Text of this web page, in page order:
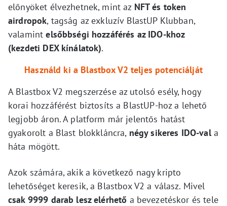
előnyöket élvezhetnek, mint az NFT és token
airdropok, tagság az exkluzív BlastUP Klubban,
valamintelsőbbségi hozzáférés az IDO-khoz
(kezdeti DEX kínálatok).
Használd ki a Blastbox V2 teljes potenciálját
A Blastbox V2 megszerzése az utolsó esély, hogy
korai hozzáférést biztosíts a BlastUP-hoz a lehető
legjobb áron. A platform már jelentős hatást
gyakorolt a Blast blokkláncra, négy sikeres IDO-vala
háta mögött.
Azok számára, akik a következő nagy kripto
lehetőséget keresik, a Blastbox V2 a válasz. Mivel
csak 9999 darab lesz elérhető a bevezetéskor és tele